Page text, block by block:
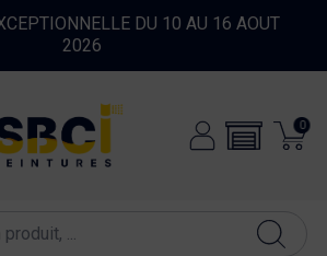
DU 10 AU 16 AOUT
2026
0